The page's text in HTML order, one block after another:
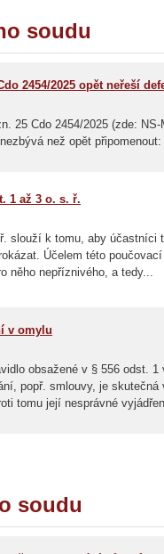
soudu
2454/2025 opět neřeší
25 Cdo 2454/2025 (zde:
než opět
1 až 3 o. s. ř.
slouží k tomu, aby účastníci
Účelem této
něho nepříznivého, a tedy...
v omylu
obsažené v § 556 odst.
popř. smlouvy, je
tomu její nesprávné
soudu